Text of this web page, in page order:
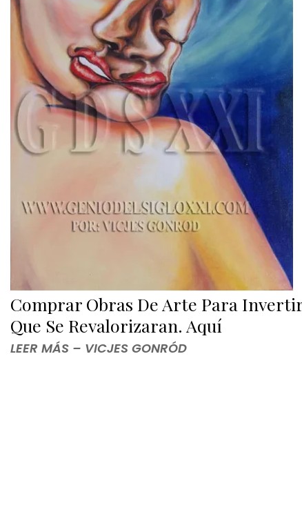
Comprar Obras De Arte Para
Que Se Revalorizaran. Aquí
LEER MÁS – VICJES GONRÓD